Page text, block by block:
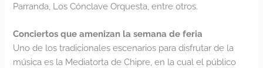
Parranda, Los Cónclave Orquesta, entre otros.
Conciertos que amenizan la semana de feria
Uno de los tradicionales escenarios para disfrutar de la
música es la Mediatorta de Chipre, en la cual el público